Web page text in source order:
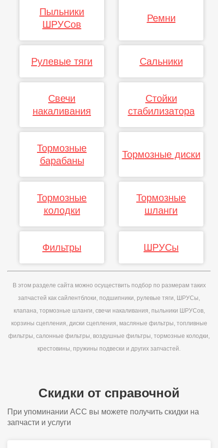
Пыльники
ШРУСов
Ремни
Рулевые тяги Сальники
Свечи
накаливания
Стойки
стабилизатора
Тормозные
барабаны
Тормозные диски
Тормозные
колодки
Тормозные
шланги
Фильтры ШРУСы
В этом разделе сайта можно осуществить подбор по размерам таких
запчастей как сайлентблоки, подшипники, рулевые тяги, ШРУСы,
клапана, тормозные шланги, свечи накаливания, пыльники ШРУСов,
корзины сцепления, диски сцепления, масляные фильтры, топливные
фильтры, салонные фильтры, воздушные фильтры, тормозные колодки,
крестовины, пружины подвески и других запчастей.
Скидки от справочной
При упоминании АСС вы можете получить скидки на
запчасти и услуги